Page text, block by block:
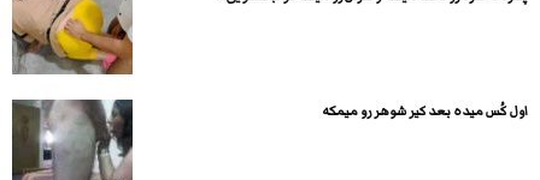
اول کُس میده بعد کیر شوهر رو میمکه